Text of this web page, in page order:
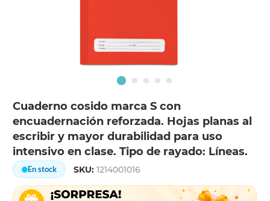
Cuaderno cosido marca S con
encuadernación reforzada. Hojas planas al
escribir y mayor durabilidad para uso
intensivo en clase. Tipo de rayado: Líneas.
En stock SKU:1214001016